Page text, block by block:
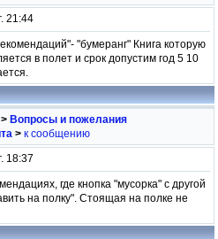
21:44
"бумеранг" Книга которую
в полет и срок допустим год 5 10
> Вопросы и пожелания
> к сообщению
18:37
где кнопка "мусорка" с другой
на полку". Стоящая на полке не